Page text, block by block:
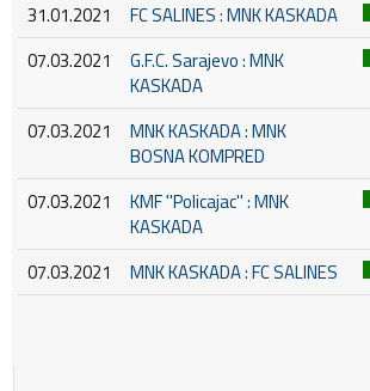
31.01.2021
FC SALINES : MNK KASKADA
07.03.2021
G.F.C. Sarajevo : MNK
KASKADA
07.03.2021
MNK KASKADA : MNK
BOSNA KOMPRED
07.03.2021
KMF ''Policajac'' : MNK
KASKADA
07.03.2021
MNK KASKADA : FC SALINES